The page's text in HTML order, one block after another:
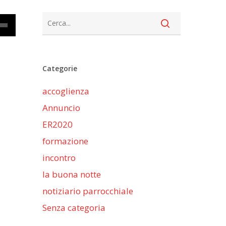
Categorie
accoglienza
Annuncio
ER2020
formazione
incontro
la buona notte
notiziario parrocchiale
Senza categoria